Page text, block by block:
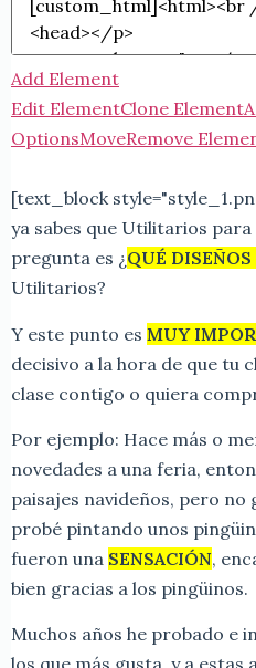
Add Element
Edit ElementClone Element
OptionsMoveRemove
[text_block
ya sabes que Utilitarios
pregunta es ¿QUÉ
Utilitarios?
Y este punto es MUY
decisivo a la hora de que tu
clase contigo o quiera
Por ejemplo: Hace más o
novedades a una feria,
paisajes navideños, pero no
probé pintando unos
fueron una SENSACIÓN,
bien gracias a los pingüinos.
Muchos años he probado e